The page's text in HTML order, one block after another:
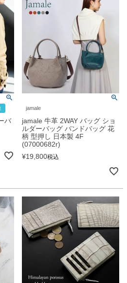
バ
jamale
jamale 牛革 2WAY バッグ ショ
ルダーバッグ バンドバッグ 花
柄 型押し 日本製 4F
(07000682r)
¥19,800税込